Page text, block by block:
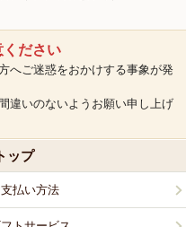
ください
へご迷惑をおかけする事象が発
違いのないようお願い申し上げ
ップ
払い方法